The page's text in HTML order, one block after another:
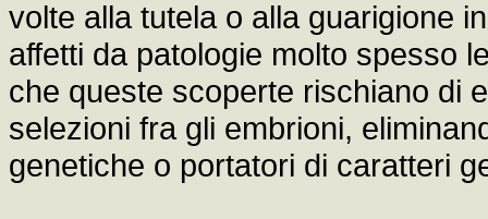
volte alla tutela o alla guarigione
affetti da patologie molto spesso
che queste scoperte rischiano di
selezioni fra gli embrioni,
genetiche o portatori di caratteri